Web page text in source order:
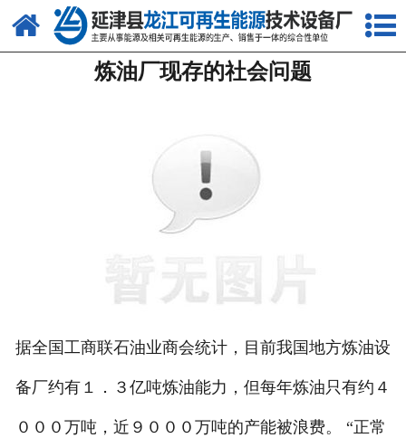
网站首页
关于我们
资质荣誉
联系我们
炼油厂现存的社会问题
据全国工商联石油业商会统计，目前我国地方炼油设
备厂约有１．３亿吨炼油能力，但每年炼油只有约４
０００万吨，近９０００万吨的产能被浪费。 “正常